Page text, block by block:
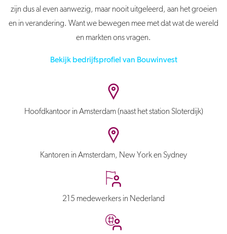
zijn dus al even aanwezig, maar nooit uitgeleerd, aan het groeien
en in verandering. Want we bewegen mee met dat wat de wereld
en markten ons vragen.
Bekijk bedrijfsprofiel van Bouwinvest
Hoofdkantoor in Amsterdam (naast het station Sloterdijk)
Kantoren in Amsterdam, New York en Sydney
215 medewerkers in Nederland